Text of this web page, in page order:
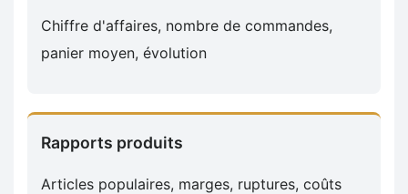
Chiffre d'affaires, nombre de commandes,
panier moyen, évolution
Rapports produits
Articles populaires, marges, ruptures, coûts